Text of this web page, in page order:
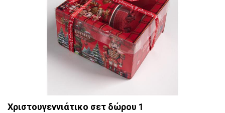
Χριστουγεννιάτικο σετ δώρου 1